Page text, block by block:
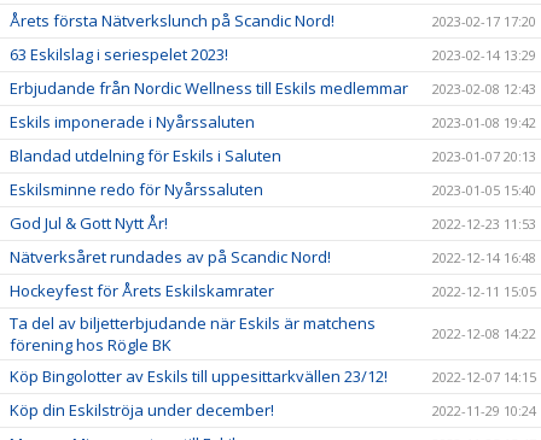
Årets första Nätverkslunch på Scandic Nord! 2023-02-17 17:20
63 Eskilslag i seriespelet 2023! 2023-02-14 13:29
Erbjudande från Nordic Wellness till Eskils medlemmar 2023-02-08 12:43
Eskils imponerade i Nyårssaluten 2023-01-08 19:42
Blandad utdelning för Eskils i Saluten 2023-01-07 20:13
Eskilsminne redo för Nyårssaluten 2023-01-05 15:40
God Jul & Gott Nytt År! 2022-12-23 11:53
Nätverksåret rundades av på Scandic Nord! 2022-12-14 16:48
Hockeyfest för Årets Eskilskamrater 2022-12-11 15:05
Ta del av biljetterbjudande när Eskils är matchens
förening hos Rögle BK
2022-12-08 14:22
Köp Bingolotter av Eskils till uppesittarkvällen 23/12! 2022-12-07 14:15
Köp din Eskilströja under december! 2022-11-29 10:24